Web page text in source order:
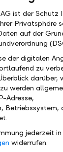
Banking App
verwenden?
QR Zahlteil
eBill
und
ist der Schutz
Privatsphäre
auf der
der digitalen
zu
darüber,
werden
Adresse,
Betriebssystem,
jederzeit in
widerrufen.